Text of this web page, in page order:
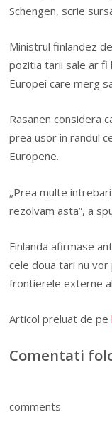
Schengen, scrie
Ministrul finlandez
pozitia tarii sale ar
Europei care merg
Rasanen considera
prea usor in randul
Europene.
„Prea multe
rezolvam asta”, a
Finlanda afirmase
cele doua tari nu
frontierele externe
Articol preluat de pe
Comentati
comments